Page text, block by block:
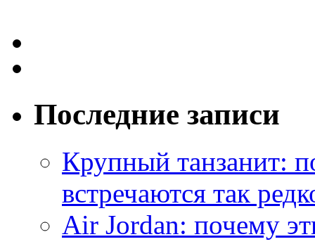
Последние записи
Крупный танзанит:
встречаются так
Air Jordan: почему